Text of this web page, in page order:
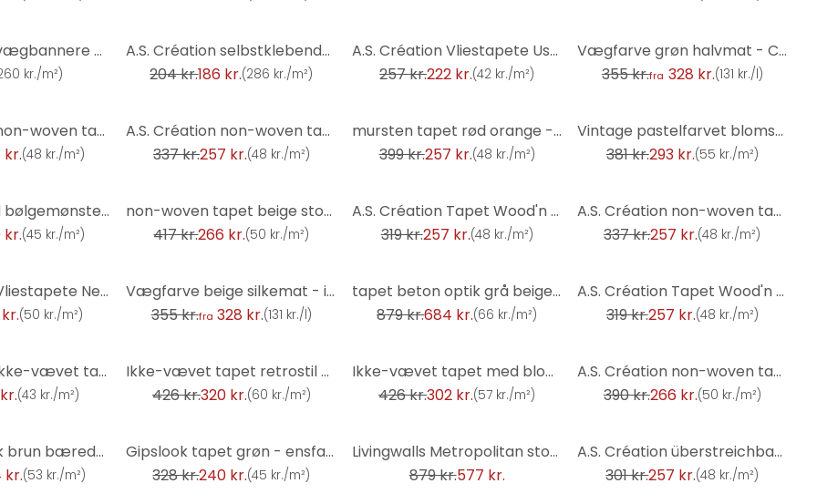
A.S. Création vægbannere Only Borders 8 hvid
kr./m²)
A.S. Création selbstklebende Bordüre Only Border
204 kr.186 kr.(286 kr./m²)
A.S. Création Vliestapete Used Look Tapete in Vint
257 kr.222 kr.(42 kr./m²)
Vægfarve grøn halvmat - COLOR Kitchen Sane Sage
355 kr.fra 328 kr.(131 kr./l)
A.S. Création non-woven tapet BOS - grafisk tapet gul, guld, metallic
kr.(48 kr./m²)
A.S. Création non-woven tapet BOS - grafisk tapet rødt, guld, metallic
337 kr.257 kr.(48 kr./m²)
mursten tapet rød orange - loft tapet industriel - fleece tapet mursten væg moderne
399 kr.257 kr.(48 kr./m²)
Vintage pastelfarvet blomstertapet - tapet med blomstermønster retro - ikke-vævet tapet
381 kr.293 kr.(55 kr./m²)
3D tapet med bølgemønster blå guld - non-woven tapet metallic effekt - abstrakt mønster tapet
kr.(45 kr./m²)
non-woven tapet beige stofoptik - tapet stue - køkken tapet
417 kr.266 kr.(50 kr./m²)
A.S. Création Tapet Wood'n Stone Beige, Brun, Grå
319 kr.257 kr.(48 kr./m²)
A.S. Création non-woven tapet BOS - sten look puds look petrol, guld
337 kr.257 kr.(48 kr./m²)
A.S. Création Vliestapete Neue Bude 2.0 Edition 2
(50 kr./m²)
Vægfarve beige silkemat - interiør farve - COLOR Kitchen Sweet Sesam
355 kr.fra 328 kr.(131 kr./l)
tapet beton optik grå beige - non-woven tapet beton & mursten Livingwalls - mat og glat
879 kr.684 kr.(66 kr./m²)
A.S. Création Tapet Wood'n Stone Beige, Brun, Grå
319 kr.257 kr.(48 kr./m²)
A.S. Création ikke-vævet tapet il Decoro tapet - Coffee, Beige, Brun, Creme
(43 kr./m²)
Ikke-vævet tapet retrostil grøn gul - abstrakt tapet med mønster - vintage tapet
426 kr.320 kr.(60 kr./m²)
Ikke-vævet tapet med blomster gulgrøn - blomstertapet i retrostil - tapet med vintage mønster
426 kr.302 kr.(57 kr./m²)
A.S. Création non-woven tapet BOS - blomstret tapet brun, hvid, sølv, orange
390 kr.266 kr.(50 kr./m²)
tapetstof look brun bæredygtig - non-woven tapet plains fra A.S. Création 386662
kr.(53 kr./m²)
Gipslook tapet grøn - ensfarvet tapet med struktur - struktureret tapet
328 kr.240 kr.(45 kr./m²)
Livingwalls Metropolitan stories THE WALL - abstrakt tapet
879 kr.577 kr.
A.S. Création überstreichbare Vliestapete Meisterv
301 kr.257 kr.(48 kr./m²)